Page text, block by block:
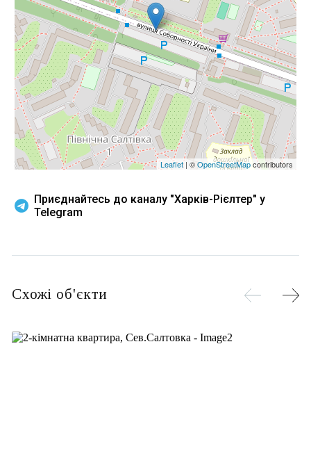
Leaflet| ©OpenStreetMapcontributors
Приєднайтесь до каналу "Харків-Рієлтер" у
Telegram
Схожі об'єкти